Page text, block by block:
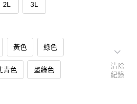
2L 3L
黃色 綠色
青色 墨綠色
清除
紀錄